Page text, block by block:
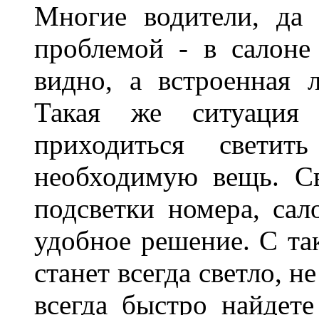
Многие водители, да
проблемой - в
видно, а встроенная
Такая же
приходиться
необходимую вещь.
подсветки номера,
удобное решение. С
станет всегда светло,
всегда быстро